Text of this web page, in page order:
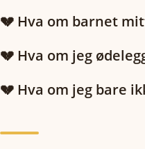
💔 Hva om barnet
💔 Hva om jeg
💔 Hva om jeg bare